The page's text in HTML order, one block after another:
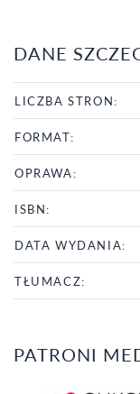
DANE
LICZBA STRON:
FORMAT:
OPRAWA:
ISBN:
DATA WYDANIA:
TŁUMACZ:
PATRONI